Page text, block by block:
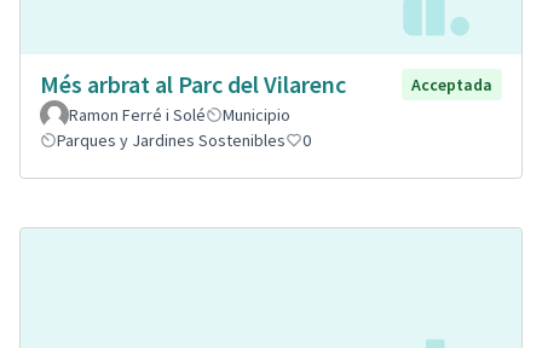
Més arbrat al Parc del Vilarenc
Acceptada
Ramon Ferré i Solé
Municipio
Parques y Jardines Sostenibles
0